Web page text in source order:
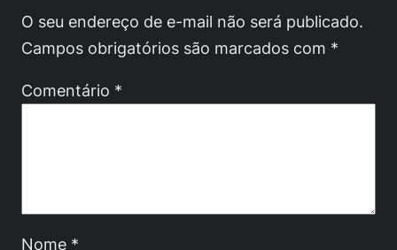
O seu endereço de e-mail não será publicado.
Campos obrigatórios são marcados com *
Comentário *
Nome *